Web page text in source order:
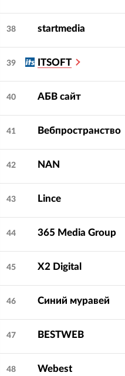
38 startmedia
39 ITSOFT
40 АБВ сайт
41 Вебпространство
42 NAN
43 Lince
44 365 Media Group
45 X2 Digital
46 Синий муравей
47 BESTWEB
48 Webest
400+
проектов любой